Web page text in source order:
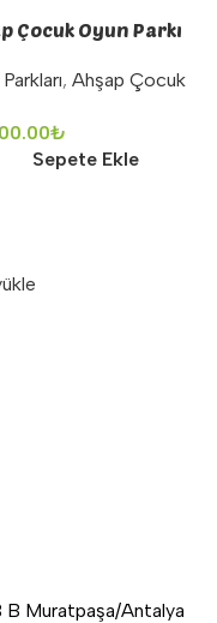
Çocuk Oyun Parkı
, Ahşap Çocuk
₺
Sepete Ekle
B Muratpaşa/Antalya